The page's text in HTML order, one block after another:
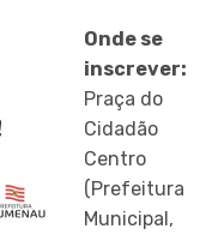
Onde se
inscrever:
Praça do
Cidadão
Centro
(Prefeitura
Municipal,